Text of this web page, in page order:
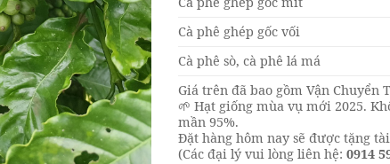
Cà phê ghép gốc vối
Cà phê sò, cà phê lá má
Giá trên đã bao gồm Vận Chuyển
🌱 Hạt giống mùa vụ mới 2025.
mần 95%.
Đặt hàng hôm nay sẽ được tặng
(Các đại lý vui lòng liên hệ: 0914